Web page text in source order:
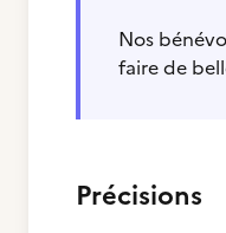
Nos
faire de
Précisions